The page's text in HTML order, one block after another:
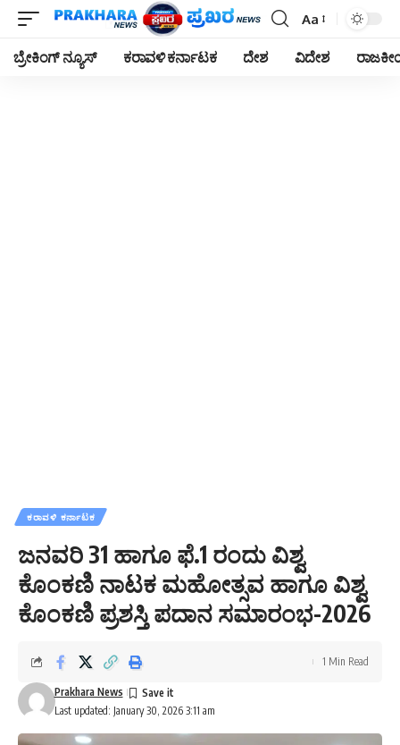
Font
Resizer
Aa
ಬ್ರೇಕಿಂಗ್ ನ್ಯೂಸ್ ಕರಾವಳಿ ಕರ್ನಾಟಕ ದೇಶ ವಿದೇಶ
ಕರಾವಳಿ ಕರ್ನಾಟಕ
ಜನವರಿ 31 ಹಾಗೂ ಫೆ.1 ರಂದು ವಿಶ್ವ
ಕೊಂಕಣಿ ನಾಟಕ ಮಹೋತ್ಸವ ಹಾಗೂ ವಿಶ್ವ
ಕೊಂಕಣಿ ಪ್ರಶಸ್ತಿ ಪದಾನ ಸಮಾರಂಭ-2026
Last updated: January 30, 2026 3:11 am
Prakhara News
1 Min Read